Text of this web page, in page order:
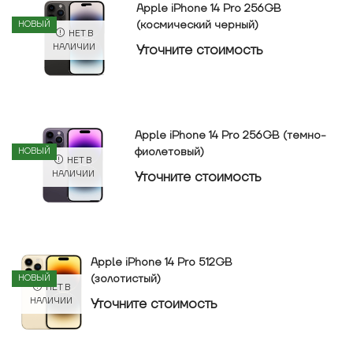
НОВЫЙ
НЕТ В
НАЛИЧИИ
Apple iPhone 14 Pro 256GB
(космический черный)
Уточнитe стоимость
НОВЫЙ
НЕТ В
НАЛИЧИИ
Apple iPhone 14 Pro 256GB (темно-
фиолетовый)
Уточнитe стоимость
НОВЫЙ
НЕТ В
НАЛИЧИИ
Apple iPhone 14 Pro 512GB
(золотистый)
Уточнитe стоимость